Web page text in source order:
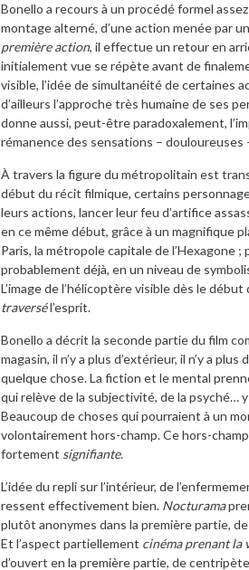
Bonello a recours à un procédé formel
montage alterné, d’une action menée par
première action, il effectue un retour en
initialement vue se répète avant de
visible, l’idée de simultanéité de certaines
d’ailleurs l’approche très humaine de ses
donne aussi, peut-être paradoxalement,
rémanence des sensations –
À travers la figure du métropolitain est
début du récit filmique, certains
leurs actions, lancer leur feu d’artifice
en ce même début, grâce à un magnifique
Paris, la métropole capitale de l’Hexagone
probablement déjà, en un niveau de
L’image de l’hélicoptère visible dès le début
traversél’esprit.
Bonello a décrit la seconde partie du film
magasin, il n’y a plus d’extérieur, il n’y a
quelque chose. La fiction et le mental
qui relève de la subjectivité, de la psyché…
Beaucoup de choses qui pourraient à un
volontairement hors-champ. Ce hors-
fortement signifiante.
L’idée du repli sur l’intérieur, de
ressent effectivement bien. Nocturama
plutôt anonymes dans la première partie,
Et l’aspect partiellement cinéma prenant la
d’ouvert en la première partie, de